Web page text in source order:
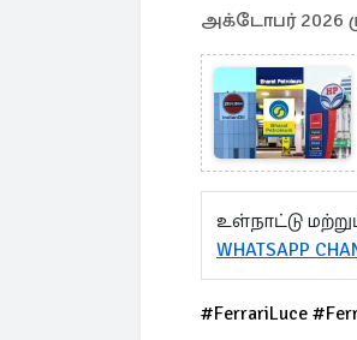
அக்டோபர் 2026
உள்நாட்டு
WHATSAPP
#FerrariLuce